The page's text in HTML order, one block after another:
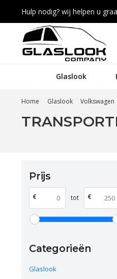
Hulp nodig? wij helpen u
Glaslook
Home Glaslook Volkswagen
Prijs
€ tot €
Categorieën
Glaslook